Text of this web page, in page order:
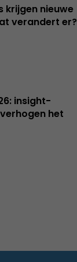
krijgen nieuwe
verandert er?
insight-
het